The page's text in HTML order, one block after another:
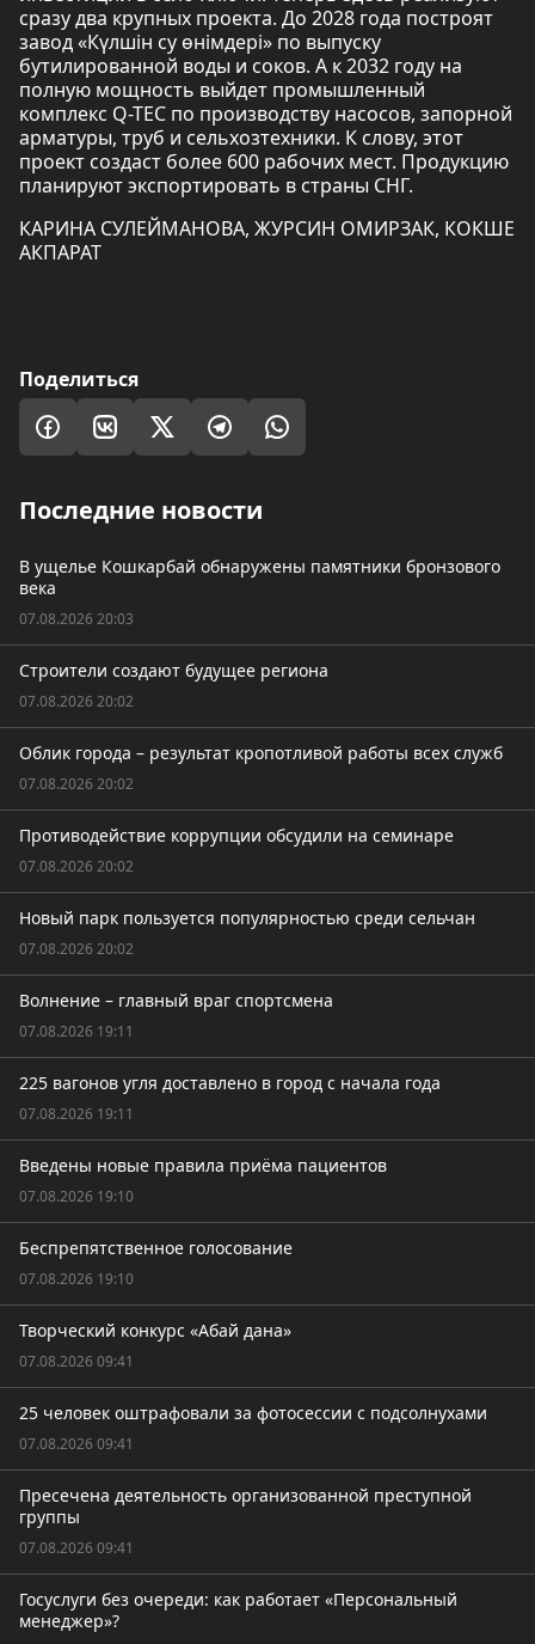
сразу два крупных проекта. До 2028 года построят
завод «Күлшін су өнімдері» по выпуску
бутилированной воды и соков. А к 2032 году на
полную мощность выйдет промышленный
комплекс Q-TEC по производству насосов, запорной
арматуры, труб и сельхозтехники. К слову, этот
проект создаст более 600 рабочих мест. Продукцию
планируют экспортировать в страны СНГ.
КАРИНА СУЛЕЙМАНОВА, ЖУРСИН ОМИРЗАК, КОКШЕ
АКПАРАТ
Поделиться
Последние новости
В ущелье Кошкарбай обнаружены памятники бронзового
века
07.08.2026 20:03
Строители создают будущее региона
07.08.2026 20:02
Облик города – результат кропотливой работы всех служб
07.08.2026 20:02
Противодействие коррупции обсудили на семинаре
07.08.2026 20:02
Новый парк пользуется популярностью среди сельчан
07.08.2026 20:02
Волнение – главный враг спортсмена
07.08.2026 19:11
225 вагонов угля доставлено в город с начала года
07.08.2026 19:11
Введены новые правила приёма пациентов
07.08.2026 19:10
Беспрепятственное голосование
07.08.2026 19:10
Творческий конкурс «Абай дана»
07.08.2026 09:41
25 человек оштрафовали за фотосессии с подсолнухами
07.08.2026 09:41
Пресечена деятельность организованной преступной
группы
07.08.2026 09:41
Госуслуги без очереди: как работает «Персональный
менеджер»?